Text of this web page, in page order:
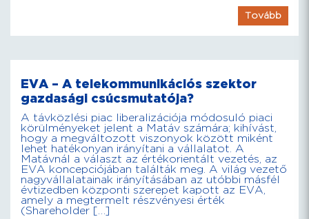
Tovább
EVA – A telekommunikációs szektor
gazdasági csúcsmutatója?
A távközlési piac liberalizációja módosuló piaci
körülményeket jelent a Matáv számára; kihívást,
hogy a megváltozott viszonyok között miként
lehet hatékonyan irányítani a vállalatot. A
Matávnál a választ az értékorientált vezetés, az
EVA koncepciójában találták meg. A világ vezető
nagyvállalatainak irányításában az utóbbi másfél
évtizedben központi szerepet kapott az EVA,
amely a megtermelt részvényesi érték
(Shareholder […]